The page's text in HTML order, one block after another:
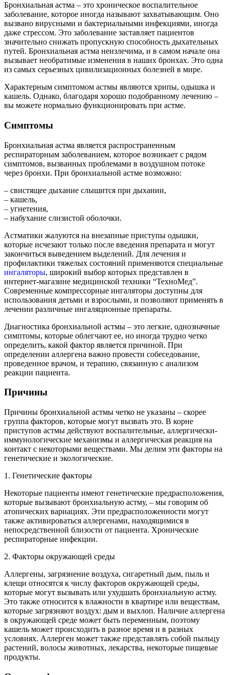
Бронхиальная астма – это хроническое воспалительное
заболевание, которое иногда называют захватывающим. Оно
вызвано вирусными и бактериальными инфекциями, иногда
даже стрессом. Это заболевание заставляет пациентов
значительно снижать пропускную способность дыхательных
путей. Бронхиальная астма неизлечима, и в самом начале она
вызывает необратимые изменения в наших бронхах. Это одна
из самых серьезных цивилизационных болезней в мире.
Характерным симптомом астмы являются хрипы, одышка и
кашель. Однако, благодаря хорошо подобранному лечению –
вы можете нормально функционировать при астме.
Симптомы
Бронхиальная астма является распространенным
респираторным заболеванием, которое возникает с рядом
симптомов, вызванных проблемами в воздушном потоке
через бронхи. При бронхиальной астме возможно:
– свистящее дыхание слышится при дыхании,
– кашель,
– угнетения,
– набухание слизистой оболочки.
Астматики жалуются на внезапные приступы одышки,
которые исчезают только после введения препарата и могут
закончиться выведением выделений. Для лечения и
профилактики тяжелых состояний применяются специальные
ингаляторы, широкий выбор которых представлен в
интернет-магазине медицинской техники “ТехноМед”.
Современные компрессорные ингаляторы доступны для
использования детьми и взрослыми, и позволяют применять в
лечении различные ингаляционные препараты.
Диагностика бронхиальной астмы – это легкие, однозначные
симптомы, которые облегчают ее, но иногда трудно четко
определить, какой фактор является причиной. При
определении аллергена важно провести собеседование,
проведенное врачом, и терапию, связанную с анализом
реакции пациента.
Причины
Причины бронхиальной астмы четко не указаны – скорее
группа факторов, которые могут вызвать это. В корне
приступов астмы действуют воспалительные, аллергически-
иммунологические механизмы и аллергическая реакция на
контакт с некоторыми веществами. Мы делим эти факторы на
генетические и экологические.
1. Генетические факторы
Некоторые пациенты имеют генетические предрасположения,
которые вызывают бронхиальную астму, – мы говорим об
атопических вариациях. Эти предрасположенности могут
также активироваться аллергенами, находящимися в
непосредственной близости от пациента. Хронические
респираторные инфекции.
2. Факторы окружающей среды
Аллергены, загрязнение воздуха, сигаретный дым, пыль и
клещи относятся к числу факторов окружающей среды,
которые могут вызывать или ухудшать бронхиальную астму.
Это также относится к влажности в квартире или веществам,
которые загрязняют воздух: дым и выхлоп. Наличие аллергена
в окружающей среде может быть переменным, поэтому
кашель может происходить в разное время и в разных
условиях. Аллерген может также представлять собой пыльцу
растений, волосы животных, лекарства, некоторые пищевые
продукты.